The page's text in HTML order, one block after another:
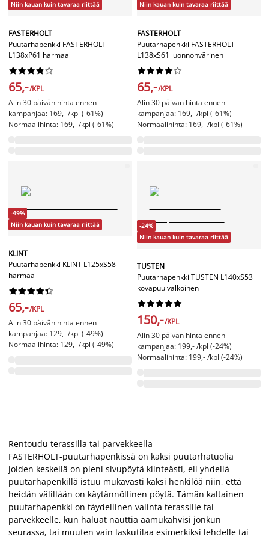
Niin kauan kuin tavaraa riittää
FASTERHOLT
Puutarhapenkki FASTERHOLT
L138xP61 harmaa






65,-/KPL
Alin 30 päivän hinta ennen
kampanjaa: 169,- /kpl (-61%)
Normaalihinta: 169,- /kpl (-61%)
Niin kauan kuin tavaraa riittää
FASTERHOLT
Puutarhapenkki FASTERHOLT
L138xS61 luonnonvärinen






65,-/KPL
Alin 30 päivän hinta ennen
kampanjaa: 169,- /kpl (-61%)
Normaalihinta: 169,- /kpl (-61%)
-49%
Niin kauan kuin tavaraa riittää
KLINT
Puutarhapenkki KLINT L125xS58
harmaa






65,-/KPL
Alin 30 päivän hinta ennen
kampanjaa: 129,- /kpl (-49%)
Normaalihinta: 129,- /kpl (-49%)
-24%
Niin kauan kuin tavaraa riittää
TUSTEN
Puutarhapenkki TUSTEN L140xS53
kovapuu valkoinen






150,-/KPL
Alin 30 päivän hinta ennen
kampanjaa: 199,- /kpl (-24%)
Normaalihinta: 199,- /kpl (-24%)
Rentoudu terassilla tai parvekkeella
FASTERHOLT-puutarhapenkissä on kaksi puutarhatuolia
joiden keskellä on pieni sivupöytä kiinteästi, eli yhdellä
puutarhapenkillä istuu mukavasti kaksi henkilöä niin, että
heidän välillään on käytännöllinen pöytä. Tämän kaltainen
puutarhapenkki on täydellinen valinta terassille tai
parvekkeelle, kun haluat nauttia aamukahvisi jonkun
seurassa, tai muuten vain laskutilaa esimerkiksi lehdelle tai